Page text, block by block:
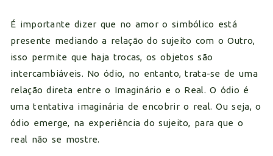
É importante dizer que no amor o simbólico está
presente mediando a relação do sujeito com o Outro,
isso permite que haja trocas, os objetos são
intercambiáveis. No ódio, no entanto, trata-se de uma
relação direta entre o Imaginário e o Real. O ódio é
uma tentativa imaginária de encobrir o real. Ou seja, o
ódio emerge, na experiência do sujeito, para que o
real não se mostre.